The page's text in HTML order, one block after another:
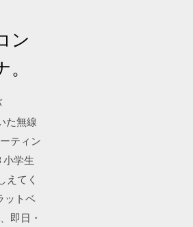
ン
た無線
ティン
小学生
えてく
ットベ
即日・